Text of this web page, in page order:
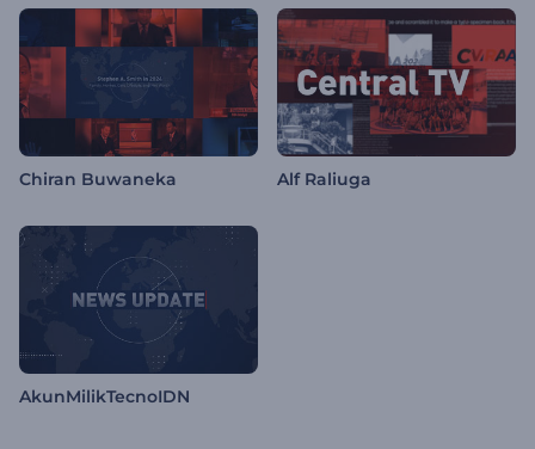
Chiran Buwaneka Alf Raliuga
AkunMilikTecnoIDN